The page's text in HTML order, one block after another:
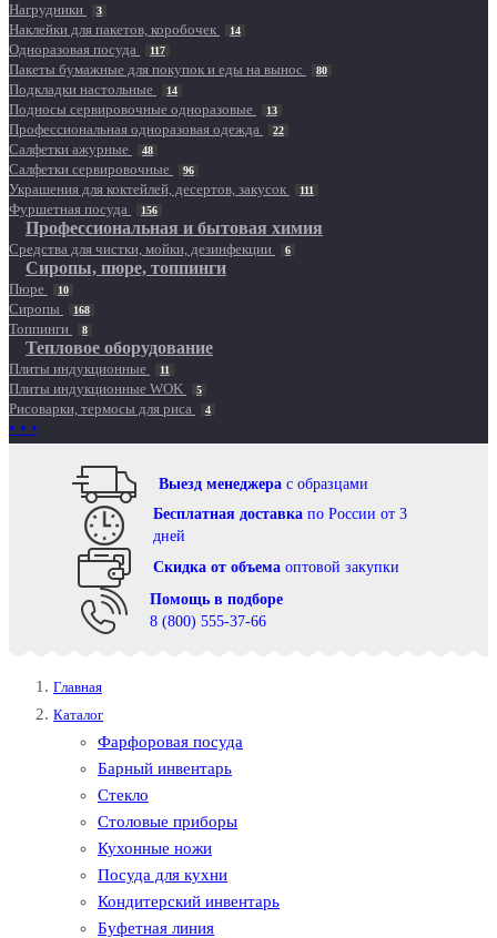
Нагрудники 3
Наклейки для пакетов, коробочек 14
Одноразовая посуда 117
Пакеты бумажные для покупок и еды на вынос 80
Подкладки настольные 14
Подносы сервировочные одноразовые 13
Профессиональная одноразовая одежда 22
Салфетки ажурные 48
Салфетки сервировочные 96
Украшения для коктейлей, десертов, закусок 111
Фуршетная посуда 156
Профессиональная и бытовая химия
Средства для чистки, мойки, дезинфекции 6
Сиропы, пюре, топпинги
Пюре 10
Сиропы 168
Топпинги 8
Тепловое оборудование
Плиты индукционные 11
Плиты индукционные WOK 5
Рисоварки, термосы для риса 4
• • •
Выезд менеджера с образцами
Бесплатная доставка по России от 3
дней
Cкидка от объема оптовой закупки
Помощь в подборе
8 (800) 555-37-66
Главная
Каталог
Фарфоровая посуда
Барный инвентарь
Стекло
Столовые приборы
Кухонные ножи
Посуда для кухни
Кондитерский инвентарь
Буфетная линия